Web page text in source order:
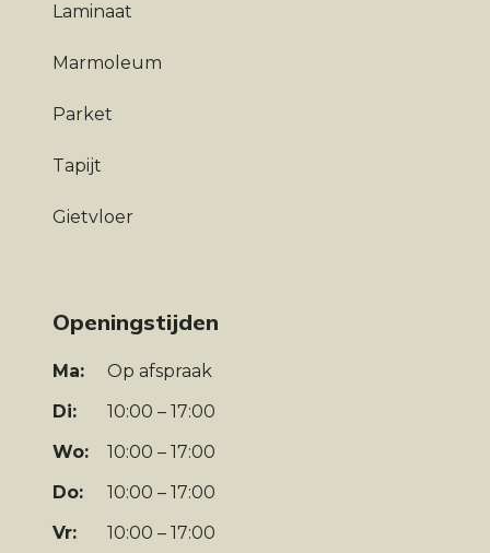
Laminaat
Marmoleum
Parket
Tapijt
Gietvloer
Openingstijden
Ma:
Op afspraak
Di:
10:00 – 17:00
Wo:
10:00 – 17:00
Do:
10:00 – 17:00
Vr:
10:00 – 17:00